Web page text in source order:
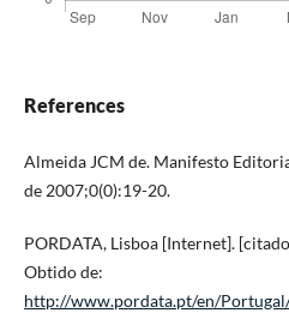
References
Almeida JCM de. Manifesto
de 2007;0(0):19-20.
PORDATA, Lisboa [Internet].
Obtido de:
http://www.pordata.pt/en/